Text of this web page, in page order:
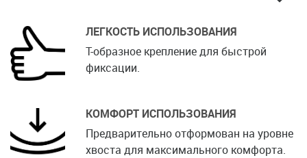
ЛЕГКОСТЬ ИСПОЛЬЗОВАНИЯ
Т-образное крепление для быстрой
фиксации.
КОМФОРТ ИСПОЛЬЗОВАНИЯ
Предварительно отформован на уровне
хвоста для максимального комфорта.